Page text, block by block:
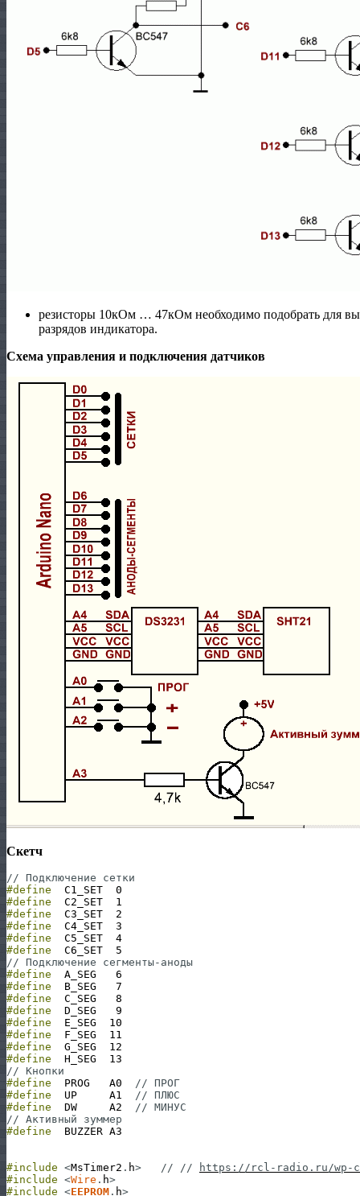
резисторы 10кОм … 47кОм необходимо подобрать для
разрядов индикатора.
Схема управления и подключения датчиков
Скетч
// Подключение сетки
#define
C1_SET
0
#define
C2_SET
1
#define
C3_SET
2
#define
C4_SET
3
#define
C5_SET
4
#define
C6_SET
5
// Подключение сегменты-аноды
#define
A_SEG
6
#define
B_SEG
7
#define
C_SEG
8
#define
D_SEG
9
#define
E_SEG
10
#define
F_SEG
11
#define
G_SEG
12
#define
H_SEG
13
// Кнопки
#define
PROG A0
// ПРОГ
#define
UP A1
// ПЛЮС
#define
DW A2
// МИНУС
// Активный зуммер
#define
BUZZER A3
#include <MsTimer2 . h> // //
https://rcl-radio.ru/wp-
#include <Wire . h>
#include <EEPROM . h>